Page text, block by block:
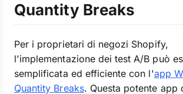
Quantity Breaks
Per i proprietari di negozi Shopify,
l'implementazione dei test A/B può
semplificata ed efficiente con l'app
Quantity Breaks. Questa potente app